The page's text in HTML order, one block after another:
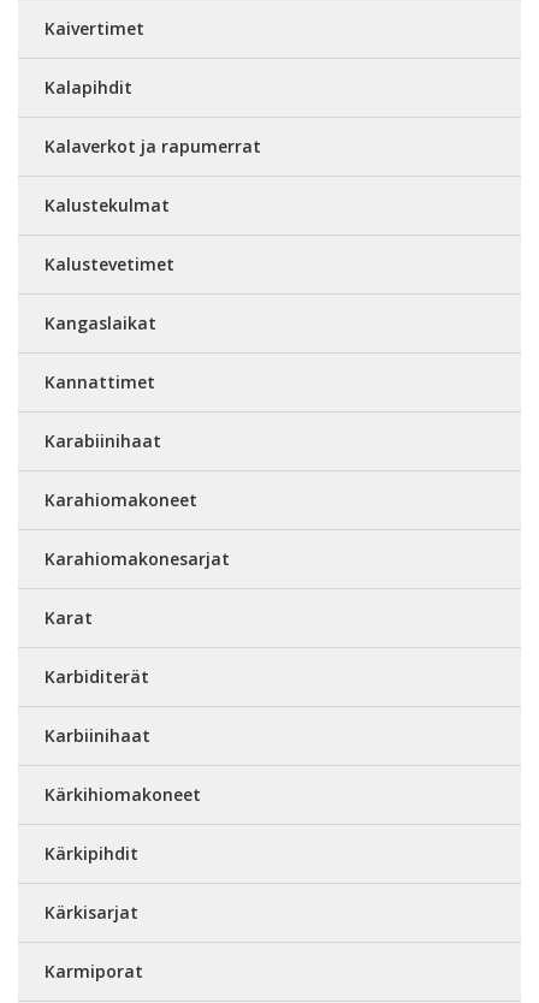
Kaivertimet
Kalapihdit
Kalaverkot ja rapumerrat
Kalustekulmat
Kalustevetimet
Kangaslaikat
Kannattimet
Karabiinihaat
Karahiomakoneet
Karahiomakonesarjat
Karat
Karbiditerät
Karbiinihaat
Kärkihiomakoneet
Kärkipihdit
Kärkisarjat
Karmiporat